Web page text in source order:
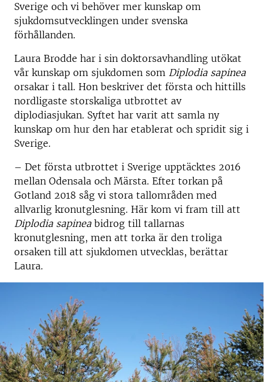
Sverige och vi behöver mer kunskap om
sjukdomsutvecklingen under svenska
förhållanden.
Laura Brodde har i sin doktorsavhandling utökat
vår kunskap om sjukdomen som Diplodia sapinea
orsakar i tall. Hon beskriver det första och hittills
nordligaste storskaliga utbrottet av
diplodiasjukan. Syftet har varit att samla ny
kunskap om hur den har etablerat och spridit sig i
Sverige.
– Det första utbrottet i Sverige upptäcktes 2016
mellan Odensala och Märsta. Efter torkan på
Gotland 2018 såg vi stora tallområden med
allvarlig kronutglesning. Här kom vi fram till att
Diplodia sapineabidrog till tallarnas
kronutglesning, men att torka är den troliga
orsaken till att sjukdomen utvecklas, berättar
Laura.